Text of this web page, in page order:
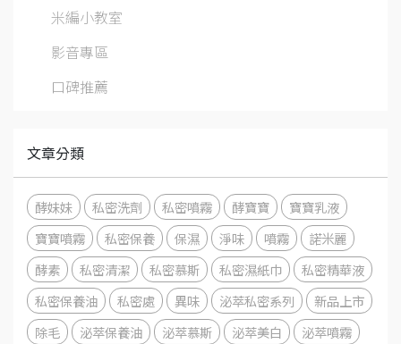
米編小教室
影音專區
口碑推薦
文章分類
酵妹妹 私密洗劑 私密噴霧 酵寶寶
寶寶乳液
寶寶噴霧
私密保養 保濕 淨味 噴霧
諾米麗
酵素
私密清潔 私密慕斯 私密濕紙巾
私密精華液
私密保養油
私密處 異味 泌萃私密系列
新品上市
除毛
泌萃保養油 泌萃慕斯 泌萃美白 泌萃噴霧